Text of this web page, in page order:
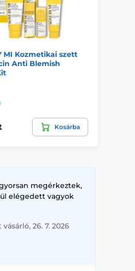
MI Kozmetikai szett
Anti Blemish
Kosárba
megérkeztek,
elégedett vagyok
26. 7. 2026